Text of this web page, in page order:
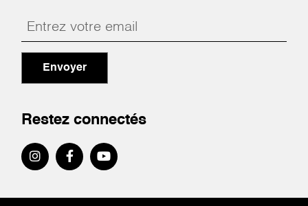
Envoyer
Restez connectés